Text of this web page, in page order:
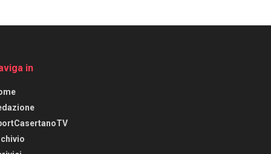
in